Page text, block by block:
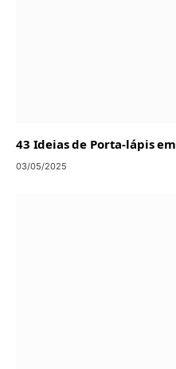
43 Ideias de Porta-lápis
03/05/2025